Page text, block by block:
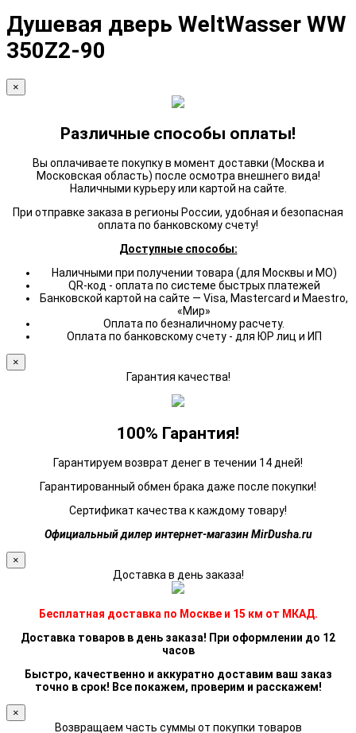
Душевая дверь WeltWasser WW
350Z2-90
×
Различные способы оплаты!
Вы оплачиваете покупку в момент доставки (Москва и
Московская область) после осмотра внешнего вида!
Наличными курьеру или картой на сайте.
При отправке заказа в регионы России, удобная и безопасная
оплата по банковскому счету!
Доступные способы:
Наличными при получении товара (для Москвы и МО)
QR-код - оплата по системе быстрых платежей
Банковской картой на сайте — Visa, Mastercard и Maestro,
«Мир»
Оплата по безналичному расчету.
Оплата по банковскому счету - для ЮР лиц и ИП
×
Гарантия качества!
100% Гарантия!
Гарантируем возврат денег в течении 14 дней!
Гарантированный обмен брака даже после покупки!
Сертификат качества к каждому товару!
Официальный дилер интернет-магазин MirDusha.ru
×
Доставка в день заказа!
Бесплатная доставка по Москве и 15 км от МКАД.
Доставка товаров в день заказа! При оформлении до 12
часов
Быстро, качественно и аккуратно доставим ваш заказ
точно в срок! Все покажем, проверим и расскажем!
×
Возвращаем часть суммы от покупки товаров